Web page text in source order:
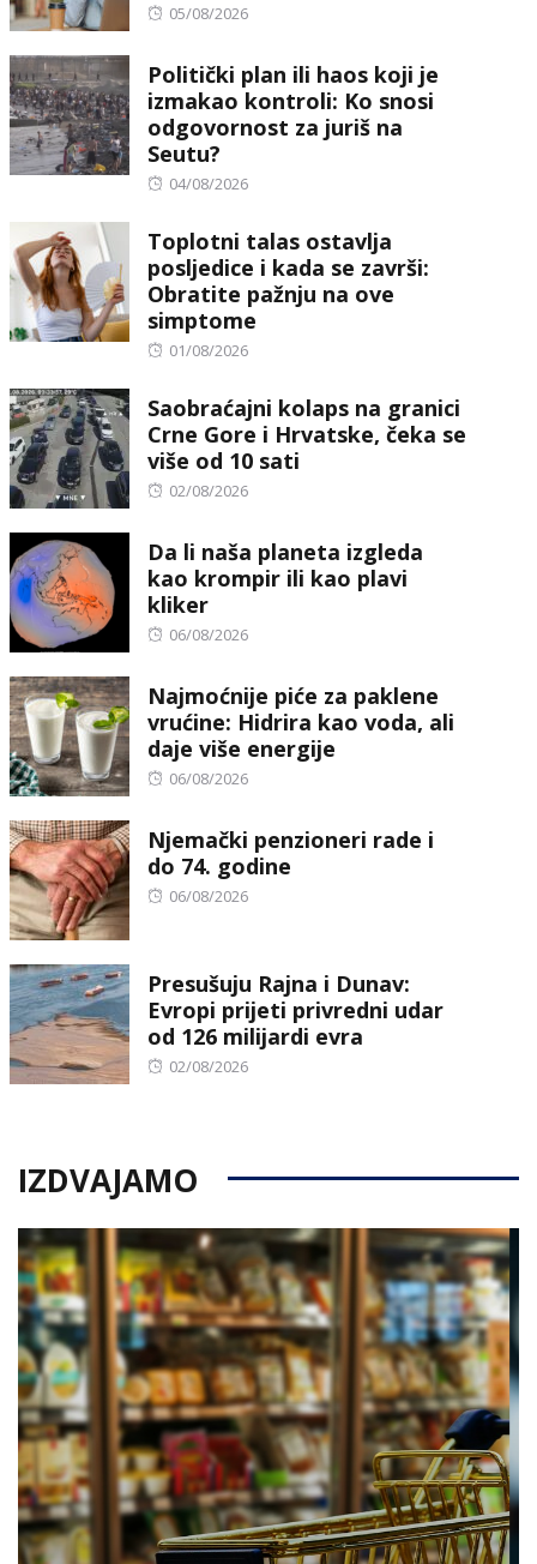
Posted
05/08/2026
Politički plan ili haos koji je
izmakao kontroli: Ko snosi
odgovornost za juriš na
Seutu?
Posted
04/08/2026
Toplotni talas ostavlja
posljedice i kada se završi:
Obratite pažnju na ove
simptome
Posted
01/08/2026
Saobraćajni kolaps na granici
Crne Gore i Hrvatske, čeka se
više od 10 sati
Posted
02/08/2026
Da li naša planeta izgleda
kao krompir ili kao plavi
kliker
Posted
06/08/2026
Najmoćnije piće za paklene
vrućine: Hidrira kao voda, ali
daje više energije
Posted
06/08/2026
Njemački penzioneri rade i
do 74. godine
Posted
06/08/2026
Presušuju Rajna i Dunav:
Evropi prijeti privredni udar
od 126 milijardi evra
Posted
02/08/2026
IZDVAJAMO